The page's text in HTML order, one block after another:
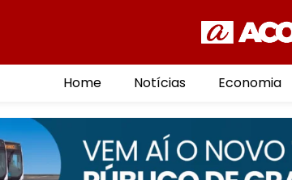
Home Notícias Economia